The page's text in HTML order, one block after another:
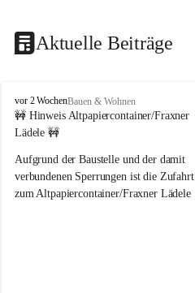
Aktuelle Beiträge
F
r
a
e
r
n
vor 2 WochenBauen & Wohnen
🚧 Hinweis Altpapiercontainer/Fraxner
Lädele 🚧
Aufgrund der Baustelle und der damit
verbundenen Sperrungen ist die Zufahrt
zum Altpapiercontainer/Fraxner Lädele